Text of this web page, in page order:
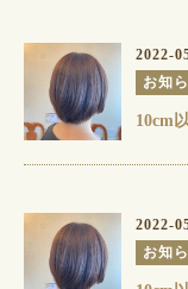
2022-
お知
10cm
2022-
お知